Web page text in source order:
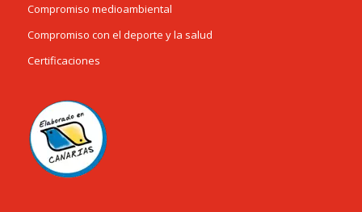
Compromiso medioambiental
Compromiso con el deporte y la salud
Certificaciones